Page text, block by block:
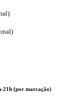
21h (por marcação)